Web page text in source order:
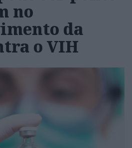
no
da
o VIH